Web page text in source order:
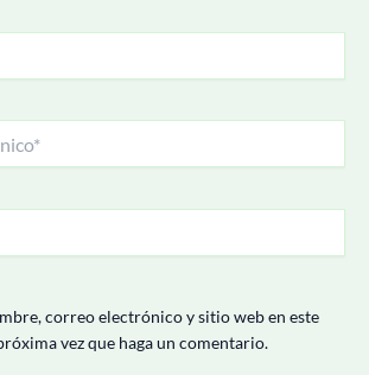
correo electrónico y sitio web en este
vez que haga un comentario.